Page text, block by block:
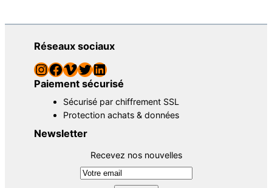
Réseaux sociaux
InstagramFacebook Vimeo Twitter LinkedIn
Paiement sécurisé
Sécurisé par chiffrement SSL
Protection achats & données
Newsletter
Recevez nos nouvelles